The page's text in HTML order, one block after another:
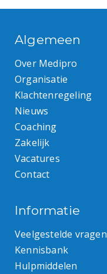
Algemeen
Over Medipro
Organisatie
Klachtenregeling
Nieuws
Coaching
Zakelijk
Vacatures
Contact
Informatie
Veelgestelde vragen
Kennisbank
Hulpmiddelen